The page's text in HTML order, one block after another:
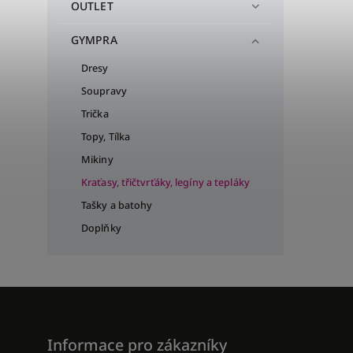
OUTLET
GYMPRA
Dresy
Soupravy
Trička
Topy, Tílka
Mikiny
Kraťasy, třičtvrťáky, legíny a tepláky
Tašky a batohy
Doplňky
Informace pro zákazníky